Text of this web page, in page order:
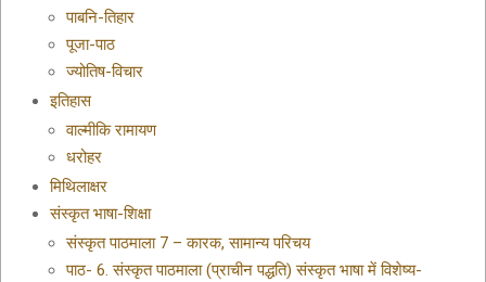
पाबनि-तिहार
पूजा-पाठ
ज्योतिष-विचार
इतिहास
वाल्मीकि रामायण
धरोहर
मिथिलाक्षर
संस्कृत भाषा-शिक्षा
संस्कृत पाठमाला 7 – कारक, सामान्य परिचय
पाठ- 6. संस्कृत पाठमाला (प्राचीन पद्धति) संस्कृत भाषा में विशेष्य-